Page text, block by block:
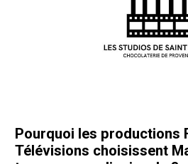
Pourquoi les productions
Télévisions choisissent